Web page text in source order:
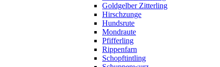
Goldgelber Zitterling
Hirschzunge
Hundsrute
Mondraute
Pfifferling
Rippenfarn
Schopftintling